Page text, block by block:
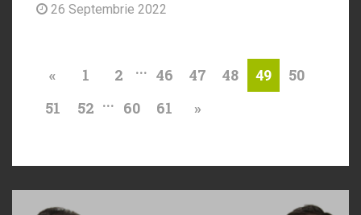
26 Septembrie 2022
« 1 2 ... 46 47 48 49
50
51
52 ... 60 61 »